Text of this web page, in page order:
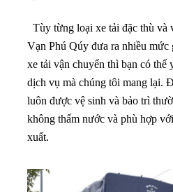
Tùy từng loại xe tải đặc thù và
Vạn Phú Qúy đưa ra nhiều mức
xe tải vận chuyển thì bạn có thể
dịch vụ mà chúng tôi mang lại.
luôn được vệ sinh và bảo trì
không thấm nước và phù hợp
xuất.